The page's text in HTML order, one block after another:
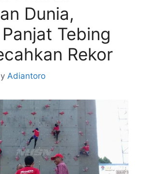
Dunia,
Tebing
Rekor
Adiantoro